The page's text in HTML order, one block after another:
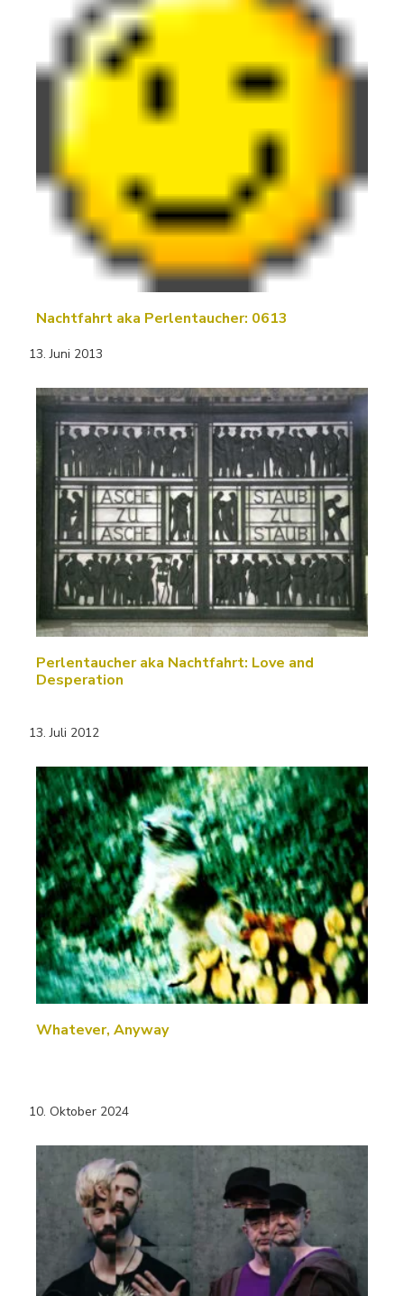
Nachtfahrt aka Perlentaucher: 0613
13. Juni 2013
Perlentaucher aka Nachtfahrt: Love and
Desperation
13. Juli 2012
Whatever, Anyway
10. Oktober 2024